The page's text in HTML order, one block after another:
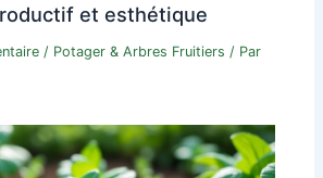
et esthétique
/ Potager & Arbres Fruitiers / Par